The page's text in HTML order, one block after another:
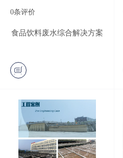
0条评价
食品饮料废水综合解决方案